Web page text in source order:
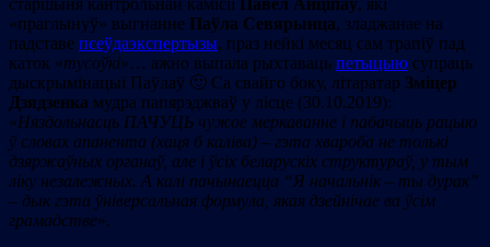
старшыня кантрольнай камісіі Павел Анціпаў, які
«праглынуў» выгнанне Паўла Севярынца, зладжанае на
падставе псеўдаэкспертызы, праз нейкі месяц сам трапіў пад
каток «тусоўкі»… ажно выпала рыхтаваць петыцыю супраць
дыскрымінацыі Паўлаў 🙂 Са свайго боку, літаратар Зміцер
Дзядзенка мудра папярэджваў у лісце (30.10.2019):
«Няздольнасць ПАЧУЦЬ чужое меркаванне і пабачыць рацыю
ў словах апанента (хаця б каліва) – гэта хвароба не толькі
дзяржаўных органаў, але і ўсіх беларускіх структураў, у тым
ліку незалежных. А калі пачынаецца “Я начальнік – ты дурак”
– дык гэта ўніверсальная формула, якая дзейнічае ва ўсім
грамадстве».